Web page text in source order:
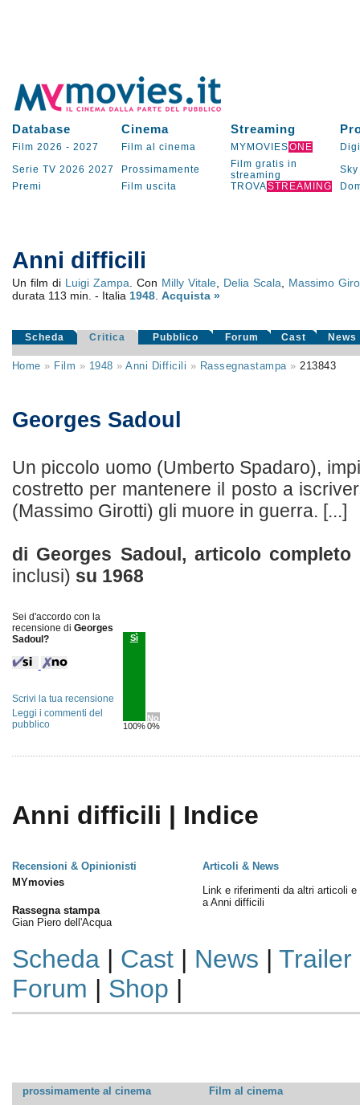
Database Cinema Streaming
Film 2026 - 2027 Film al cinema MYMOVIESONE
Serie TV 2026 2027 Prossimamente
Film gratis in
streaming
Sky
Premi
Film uscita TROVASTREAMING
Anni difficili
Un film di Luigi Zampa . Con Milly Vitale, Delia Scala
Massimo
durata 113 min. - Italia 1948. Acquista »
Scheda Critica Pubblico Forum Cast News
Home » Film » 1948 »Anni Difficili » Rassegnastampa»213843
Georges Sadoul
Un piccolo uomo (Umberto Spadaro),
costretto per mantenere il posto a
(Massimo Girotti) gli muore in guerra. [...]
di Georges Sadoul, articolo completo
inclusi) su 1968
Sei d'accordo con la
recensione di Georges
Sadoul?
Sì
100%
No
0%
Scrivi la tua recensione
Leggi i commenti del
pubblico
Anni difficili | Indice
Recensioni & Opinionisti
Articoli & News
MYmovies
Rassegna stampa
Gian Piero dell'Acqua
Link e riferimenti da altri articoli e
a Anni difficili
Scheda| Cast| News | Trailer
Forum | Shop |
prossimamente al cinema
Film al cinema